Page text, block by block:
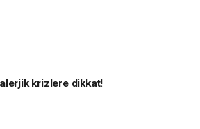
krizlere dikkat!